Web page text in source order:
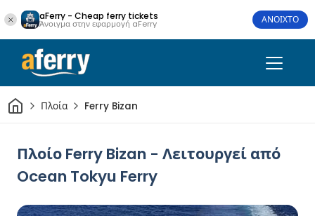
aFerry - Cheap ferry tickets
Άνοιγμα στην εφαρμογή aFerry ΑΝΟΙΧΤΟ
ΣπίτιΠλοία Ferry Bizan
Πλοίο Ferry Bizan - Λειτουργεί από
Ocean Tokyu Ferry